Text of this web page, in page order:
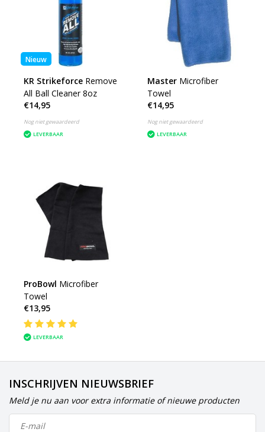
Nieuw
KR Strikeforce Remove
All Ball Cleaner 8oz
€14,95
Nog niet gewaardeerd
LEVERBAAR
Master Microfiber
Towel
€14,95
Nog niet gewaardeerd
LEVERBAAR
ProBowl Microfiber
Towel
€13,95
LEVERBAAR
INSCHRIJVEN NIEUWSBRIEF
Meld je nu aan voor extra informatie of nieuwe producten